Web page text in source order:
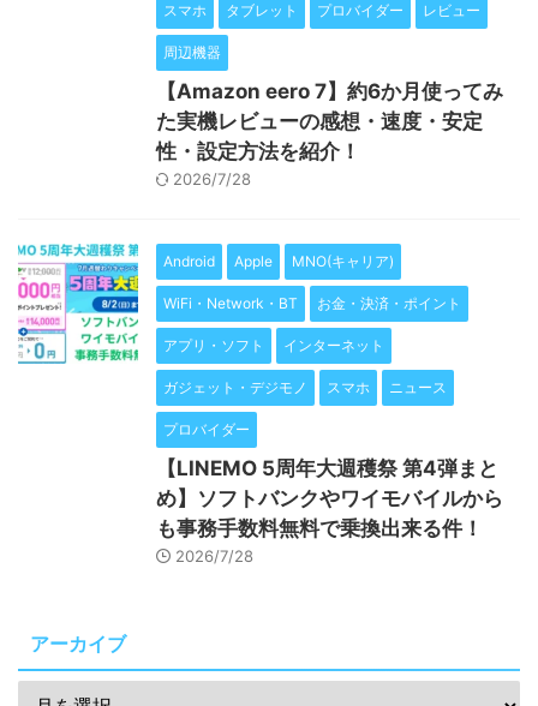
スマホ タブレット プロバイダー レビュー
周辺機器
【Amazon eero 7】約6か月使ってみ
た実機レビューの感想・速度・安定
性・設定方法を紹介！
2026/7/28
Android Apple MNO(キャリア)
WiFi・Network・BT お金・決済・ポイント
アプリ・ソフト インターネット
ガジェット・デジモノ スマホ ニュース
プロバイダー
【LINEMO 5周年大週穫祭 第4弾まと
め】ソフトバンクやワイモバイルから
も事務手数料無料で乗換出来る件！
2026/7/28
アーカイブ